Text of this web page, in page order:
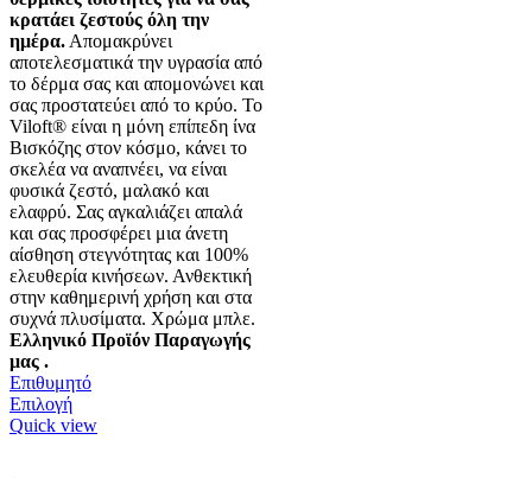
κρατάει ζεστούς όλη την
ημέρα. Απομακρύνει
αποτελεσματικά την υγρασία από
το δέρμα σας και απομονώνει και
σας προστατεύει από το κρύο. Το
Viloft® είναι η μόνη επίπεδη ίνα
Βισκόζης στον κόσμο, κάνει το
σκελέα να αναπνέει, να είναι
φυσικά ζεστό, μαλακό και
ελαφρύ. Σας αγκαλιάζει απαλά
και σας προσφέρει μια άνετη
αίσθηση στεγνότητας και 100%
ελευθερία κινήσεων. Ανθεκτική
στην καθημερινή χρήση και στα
συχνά πλυσίματα. Χρώμα μπλε.
Ελληνικό Προϊόν Παραγωγής
μας .
Επιθυμητό
ΕπιλογήΑυτό
το
Quick view